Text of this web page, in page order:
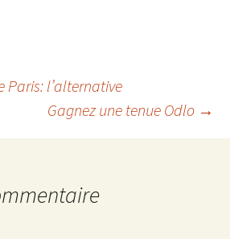
Paris: l’alternative
Gagnez une tenue Odlo →